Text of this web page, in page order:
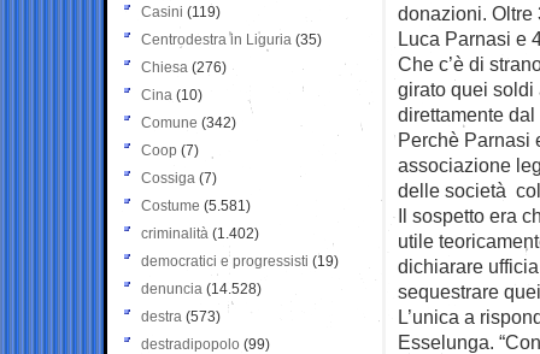
donazioni. Oltre
Luca Parnasi e
Che c’è di
girato quei soldi
direttamente
Perchè Parnasi
associazione
delle società
Il sospetto era
utile
dichiarare
sequestrare
L’unica a
Esselunga.
Casini (119)
Centrodestra in Liguria (35)
Chiesa (276)
Cina (10)
Comune (342)
Coop (7)
Cossiga (7)
Costume (5.581)
criminalità (1.402)
democratici e progressisti (19)
denuncia (14.528)
destra (573)
destradipopolo (99)